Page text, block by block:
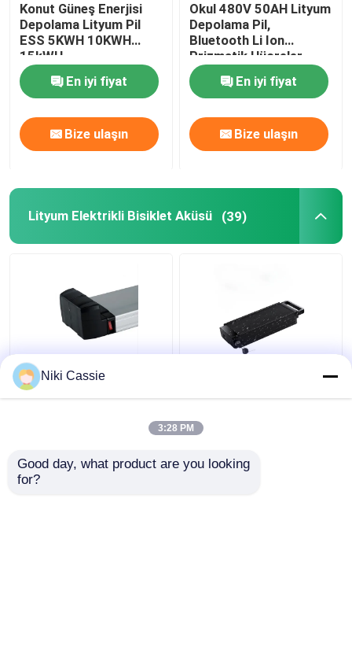
Konut Güneş Enerjisi
Depolama Lityum Pil
ESS 5KWH 10KWH
15kWH
En iyi fiyat
Bize ulaşın
Okul 480V 50AH Lityum
Depolama Pil,
Bluetooth Li Ion
Prizmatik Hücreler
En iyi fiyat
Bize ulaşın
Lityum Elektrikli Bisiklet Aküsü (39)
13S6P PC ABS Lityum
Elektrikli Bisiklet Aküsü
Pil
Niki Cassie
3:28 PM
Good day, what product are you looking
for?